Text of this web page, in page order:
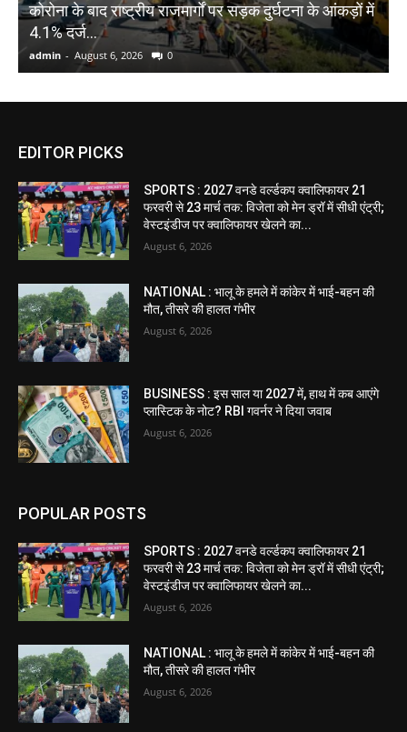
कोरोना के बाद राष्ट्रीय राजमार्गों पर सड़क दुर्घटना के आंकड़ों में
4.1% दर्ज...
admin - August 6, 2026 0
EDITOR PICKS
SPORTS : 2027 वनडे वर्ल्डकप क्वालिफायर 21
फरवरी से 23 मार्च तक: विजेता को मेन ड्रॉ में सीधी एंट्री;
वेस्टइंडीज पर क्वालिफायर खेलने का...
August 6, 2026
NATIONAL : भालू के हमले में कांकेर में भाई-बहन की
मौत, तीसरे की हालत गंभीर
August 6, 2026
BUSINESS : इस साल या 2027 में, हाथ में कब आएंगे
प्लास्टिक के नोट? RBI गवर्नर ने दिया जवाब
August 6, 2026
POPULAR POSTS
SPORTS : 2027 वनडे वर्ल्डकप क्वालिफायर 21
फरवरी से 23 मार्च तक: विजेता को मेन ड्रॉ में सीधी एंट्री;
वेस्टइंडीज पर क्वालिफायर खेलने का...
August 6, 2026
NATIONAL : भालू के हमले में कांकेर में भाई-बहन की
मौत, तीसरे की हालत गंभीर
August 6, 2026